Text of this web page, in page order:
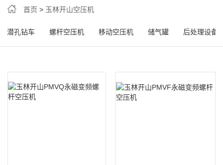
首页 > 玉林开山空压机
潜孔钻车 螺杆空压机 移动空压机 储气罐 后处理设备